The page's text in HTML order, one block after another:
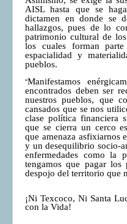
AISL hasta que se
dictamen en donde se
hallazgos, pues de lo
patrimonio cultural de
los cuales forman
espacialidad y
pueblos.
“Manifestamos
encontrados deben ser
nuestros pueblos, que
cansados que se nos
clase política financiera
que se cierra un cerco
que amenaza asfixiarnos
y un desequilibrio socio-
enfermedades como la
tengamos que pagar
despojo del territorio que
¡Ni Texcoco, Ni Santa
con la Vida!